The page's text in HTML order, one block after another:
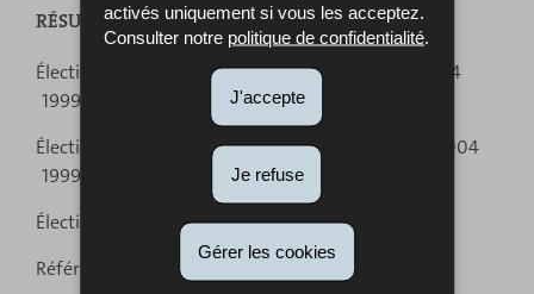
activés uniquement si vous les acceptez.
Consulter notre politique de confidentialité
J'accepte
Je refuse
Gérer les cookies
Menu
de
navigation
RÉSULTATS DES ÉLECTIONS
Élections législatives :2023 2018 2013
2004
1999
Élections européennes :2024 2019
2004
1999
Élections communales :2023 2017 2011
Référendum :
2015